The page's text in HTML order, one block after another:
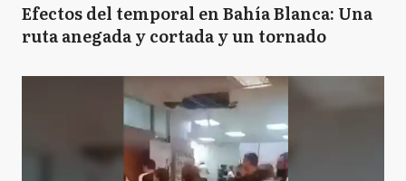
Efectos del temporal en Bahía Blanca: Una
ruta anegada y cortada y un tornado